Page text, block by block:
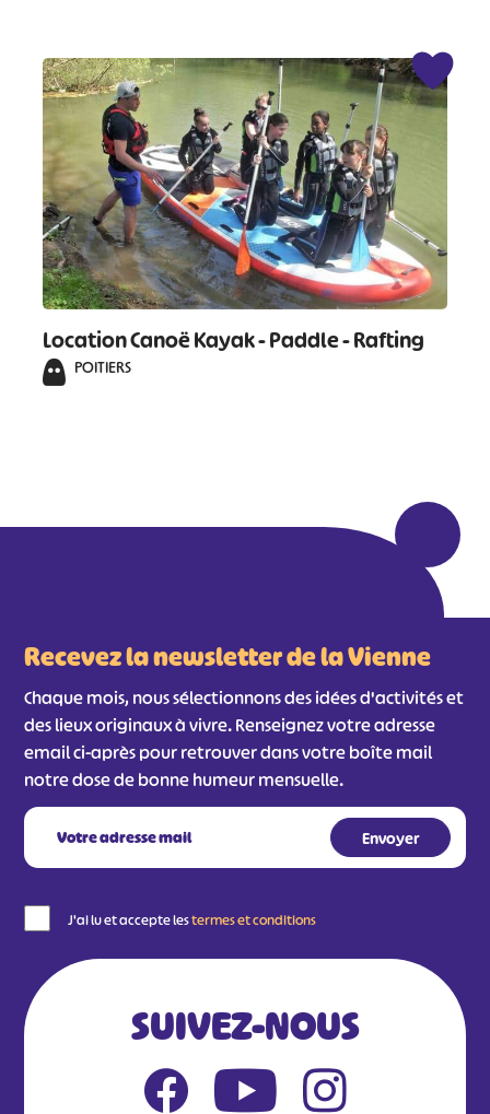
Location Canoë Kayak - Paddle - Rafting
POITIERS
Recevez la newsletter de la Vienne
Chaque mois, nous sélectionnons des idées d'activités et
des lieux originaux à vivre. Renseignez votre adresse
email ci-après pour retrouver dans votre boîte mail
notre dose de bonne humeur mensuelle.
J'ai lu et accepte lestermes et conditions
SUIVEZ-NOUS